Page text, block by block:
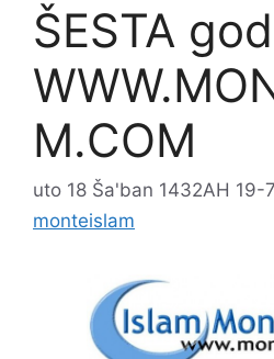
ŠESTA
M.COM
uto 18 Ša'ban 1432AH 19-
monteislam